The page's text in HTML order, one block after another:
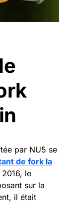
par NU5 se
de fork la
le
sur la
il était